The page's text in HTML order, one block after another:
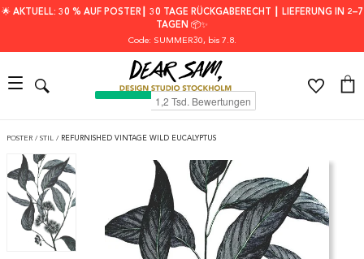
🌟 AKTUELL: 30 % AUF POSTER┃ 30 TAGE RÜCKGABERECHT ┃ LIEFERUNG IN 2–7
TAGEN 📦✨
Code: SUMMER30, bis 7.8.
POSTER / STIL / REFURNISHED VINTAGE WILD EUCALYPTUS